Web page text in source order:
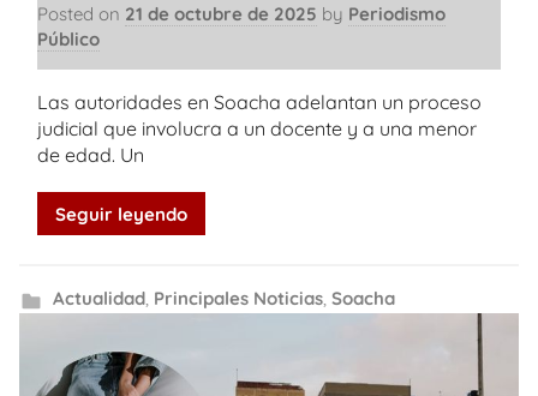
Posted on 21 de octubre de 2025 by Periodismo
Público
Las autoridades en Soacha adelantan un proceso
judicial que involucra a un docente y a una menor
de edad. Un
Seguir leyendo
Actualidad, Principales Noticias, Soacha